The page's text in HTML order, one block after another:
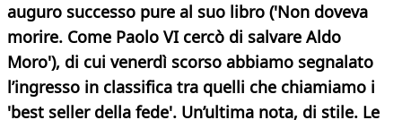
auguro successo pure al suo libro ('Non doveva
morire. Come Paolo VI cercò di salvare Aldo
Moro'), di cui venerdì scorso abbiamo segnalato
l’ingresso in classifica tra quelli che chiamiamo i
'best seller della fede'. Un’ultima nota, di stile. Le